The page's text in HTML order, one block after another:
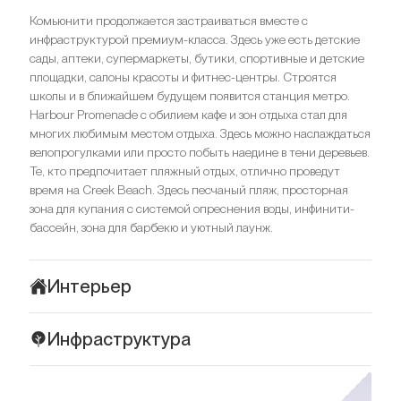
Комьюнити продолжается застраиваться вместе с
инфраструктурой премиум-класса. Здесь уже есть детские
сады, аптеки, супермаркеты, бутики, спортивные и детские
площадки, салоны красоты и фитнес-центры. Строятся
школы и в ближайшем будущем появится станция метро.
Harbour Promenade с обилием кафе и зон отдыха стал для
многих любимым местом отдыха. Здесь можно наслаждаться
велопрогулками или просто побыть наедине в тени деревьев.
Те, кто предпочитает пляжный отдых, отлично проведут
время на Creek Beach. Здесь песчаный пляж, просторная
зона для купания с системой опреснения воды, инфинити-
бассейн, зона для барбекю и уютный лаунж.
Интерьер
and comfort. Interiors in natural colours, from milky beige to coffee
Инфраструктура